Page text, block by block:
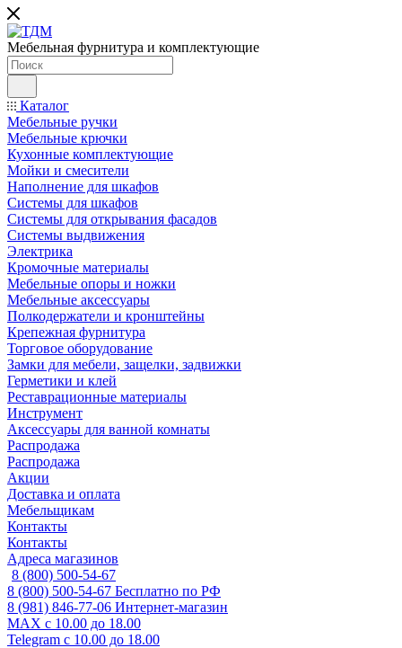
Мебельная фурнитура и комплектующие
Каталог
Мебельные ручки
Мебельные крючки
Кухонные комплектующие
Мойки и смесители
Наполнение для шкафов
Cистемы для шкафов
Системы для открывания фасадов
Системы выдвижения
Электрика
Кромочные материалы
Мебельные опоры и ножки
Мебельные аксессуары
Полкодержатели и кронштейны
Крепежная фурнитура
Торговое оборудование
Замки для мебели, защелки, задвижки
Герметики и клей
Реставрационные материалы
Инструмент
Аксессуары для ванной комнаты
Распродажа
Распродажа
Акции
Доставка и оплата
Мебельщикам
Контакты
Контакты
Адреса магазинов
8 (800) 500-54-67
8 (800) 500-54-67 Бесплатно по РФ
8 (981) 846-77-06 Интернет-магазин
MAX с 10.00 до 18.00
Telegram с 10.00 до 18.00